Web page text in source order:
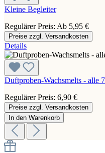
Kleine Begleiter
Regulärer Preis: Ab 5,95 €
Preise zzgl. Versandkosten
Details
Duftproben-Wachsmelts - alle
Regulärer Preis: 6,90 €
Preise zzgl. Versandkosten
In den Warenkorb